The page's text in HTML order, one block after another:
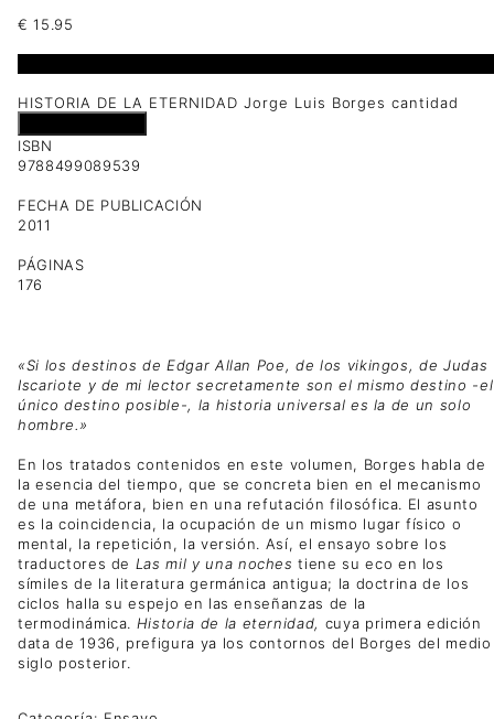
€ 15.95
HISTORIA DE LA ETERNIDAD Jorge Luis Borges cantidad
ISBN
9788499089539
FECHA DE PUBLICACIÓN
2011
PÁGINAS
176
«Si los destinos de Edgar Allan Poe, de los vikingos, de Judas
Iscariote y de mi lector secretamente son el mismo destino -el
único destino posible-, la historia universal es la de un solo
hombre.»
En los tratados contenidos en este volumen, Borges habla de
la esencia del tiempo, que se concreta bien en el mecanismo
de una metáfora, bien en una refutación filosófica. El asunto
es la coincidencia, la ocupación de un mismo lugar físico o
mental, la repetición, la versión. Así, el ensayo sobre los
traductores de Las mil y una noches tiene su eco en los
símiles de la literatura germánica antigua; la doctrina de los
ciclos halla su espejo en las enseñanzas de la
termodinámica. Historia de la eternidad, cuya primera edición
data de 1936, prefigura ya los contornos del Borges del medio
siglo posterior.